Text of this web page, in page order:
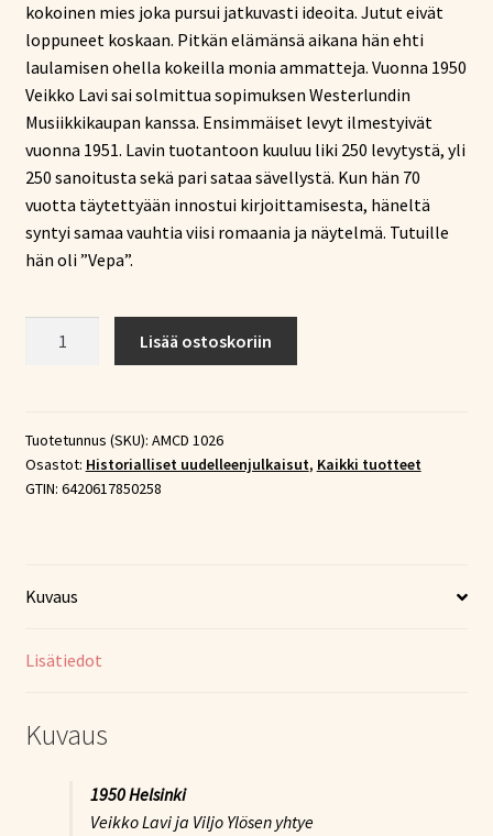
kokoinen mies joka pursui jatkuvasti ideoita. Jutut eivät
loppuneet koskaan. Pitkän elämänsä aikana hän ehti
laulamisen ohella kokeilla monia ammatteja. Vuonna 1950
Veikko Lavi sai solmittua sopimuksen Westerlundin
Musiikkikaupan kanssa. Ensimmäiset levyt ilmestyivät
vuonna 1951. Lavin tuotantoon kuuluu liki 250 levytystä, yli
250 sanoitusta sekä pari sataa sävellystä. Kun hän 70
vuotta täytettyään innostui kirjoittamisesta, häneltä
syntyi samaa vauhtia viisi romaania ja näytelmä. Tutuille
hän oli ”Vepa”.
–
Levytyksiä
vuosilta
määrä
Lisää ostoskoriin
Tuotetunnus (SKU): AMCD 1026
Osastot: Historialliset uudelleenjulkaisut, Kaikki tuotteet
GTIN: 6420617850258
Kuvaus
Lisätiedot
Kuvaus
1950 Helsinki
Veikko Lavi ja Viljo Ylösen yhtye